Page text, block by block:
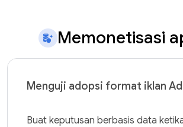
Memonetisasi
Menguji adopsi format iklan
Buat keputusan berbasis data